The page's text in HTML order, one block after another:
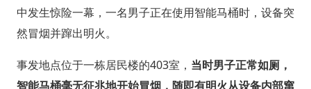
中发生惊险一幕，一名男子正在使用智能马桶时，设备突
然冒烟并蹿出明火。
事发地点位于一栋居民楼的403室， 当时男子正常如厕，
智能马桶毫无征兆地开始冒烟，随即有明火从设备内部窜